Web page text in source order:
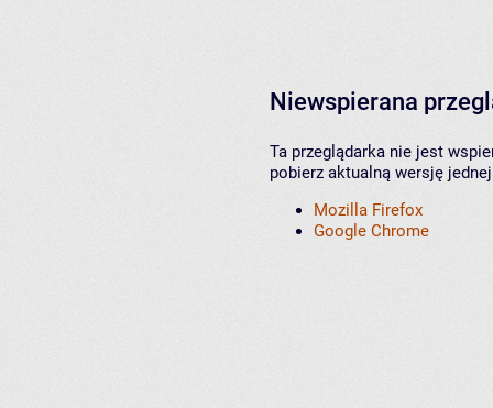
Niewspierana
Ta przeglądarka nie jest
pobierz aktualną wersję
Mozilla Firefox
Google Chrome